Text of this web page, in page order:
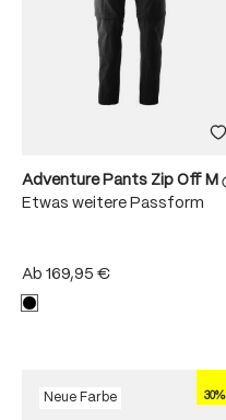
Adventure Pants Zip Off M
Etwas weitere Passform
Ab 169,95 €
30%
Neue Farbe